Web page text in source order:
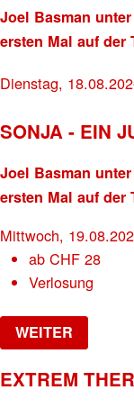
Joel Basman
ersten Mal auf der
Dienstag,
SONJA - EIN
Joel Basman
ersten Mal auf der
Mittwoch,
abCHF 28
Verlosung
WEITER
EXTREM